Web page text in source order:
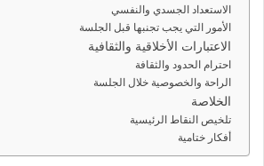
ن
الاستعداد الجسدي والنفسي
الأمور التي يجب تجنبها قبل الجلسة
الاعتبارات الأخلاقية والثقافية
احترام الحدود والثقافة
الراحة والخصوصية خلال الجلسة
الخلاصة
تلخيص النقاط الرئيسية
أفكار ختامية